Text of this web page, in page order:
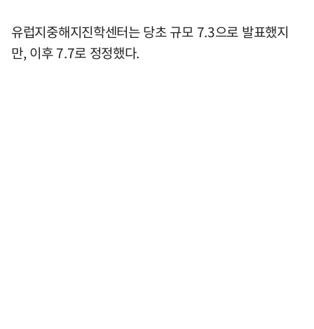
유럽지중해지진학센터는 당초 규모 7.3으로 발표했지
만, 이후 7.7로 정정했다.